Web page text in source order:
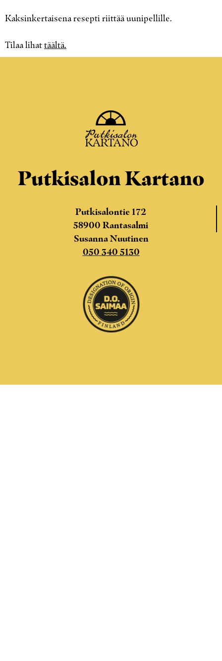
Kaksinkertaisena resepti riittää uunipellille.
Tilaa lihattäältä.
Putkisalon Kartano
Putkisalontie 172
58900 Rantasalmi
Susanna Nuutinen
050 340 5130